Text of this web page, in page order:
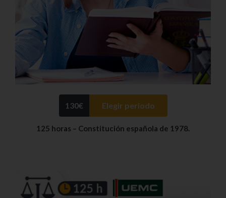
130€ Elegir periodo
125 horas – Constitución española de 1978.